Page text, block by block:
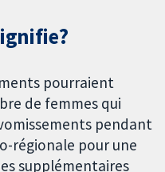
pourraient
de femmes qui
pendant
régionale pour une
supplémentaires